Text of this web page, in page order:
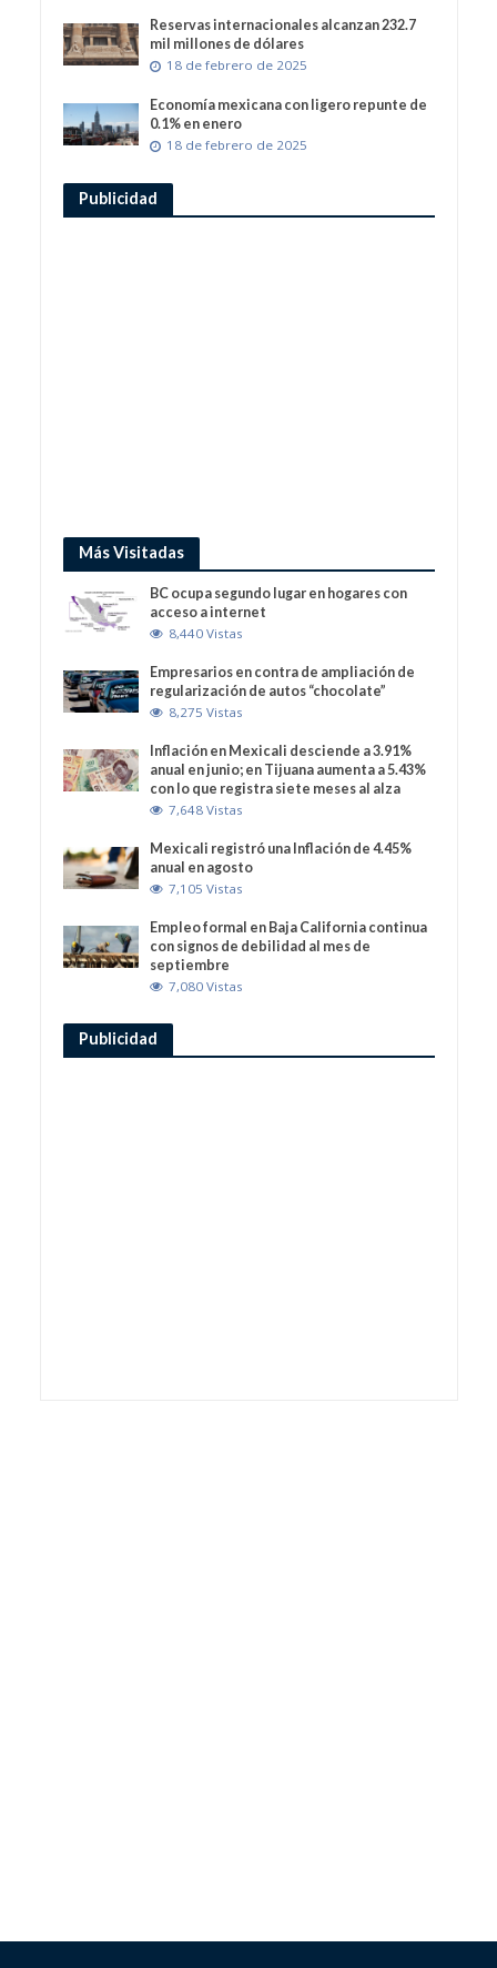
Reservas internacionales alcanzan 232.7
mil millones de dólares
18 de febrero de 2025
Economía mexicana con ligero repunte de
0.1% en enero
18 de febrero de 2025
Publicidad
Más Visitadas
BC ocupa segundo lugar en hogares con
acceso a internet
8,440 Vistas
Empresarios en contra de ampliación de
regularización de autos “chocolate”
8,275 Vistas
Inflación en Mexicali desciende a 3.91%
anual en junio; en Tijuana aumenta a 5.43%
con lo que registra siete meses al alza
7,648 Vistas
Mexicali registró una Inflación de 4.45%
anual en agosto
7,105 Vistas
Empleo formal en Baja California continua
con signos de debilidad al mes de
septiembre
7,080 Vistas
Publicidad